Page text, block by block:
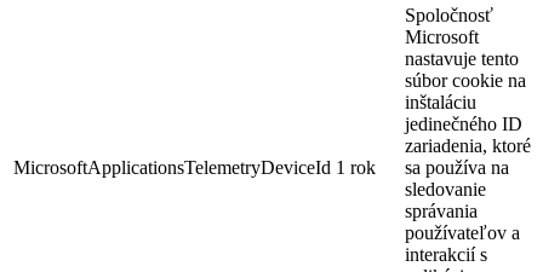
MicrosoftApplicationsTelemetryDeviceId 1 rok
Spoločnosť
Microsoft
nastavuje tento
súbor cookie na
inštaláciu
jedinečného ID
zariadenia, ktoré
sa používa na
sledovanie
správania
používateľov a
interakcií s